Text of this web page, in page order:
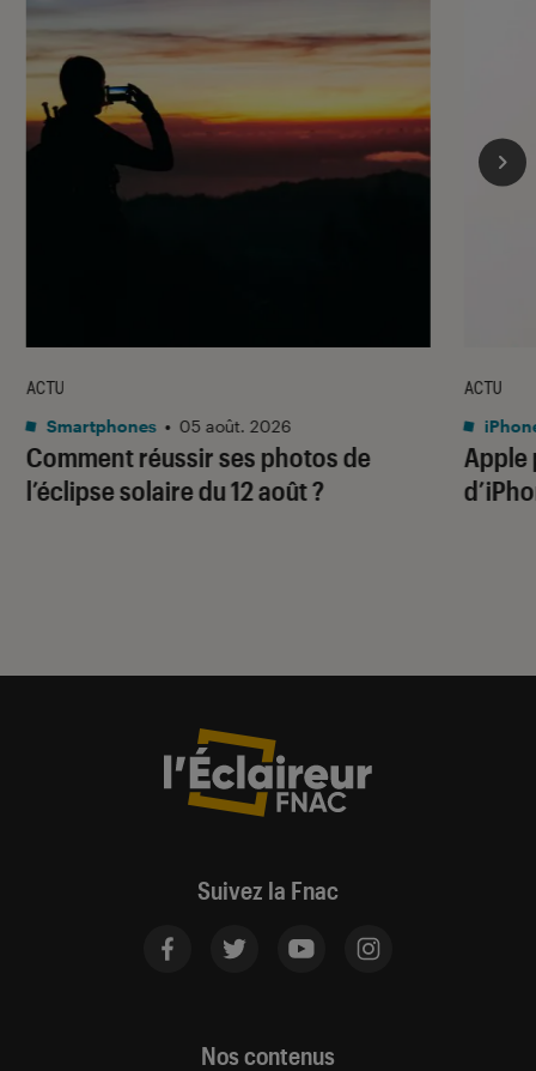
Comment réussir ses photos de
l’éclipse solaire du 12 août ?
ACTU
Smartphones • 05 août. 2026
Apple
ACTU
Suivez la Fnac
Nos contenus